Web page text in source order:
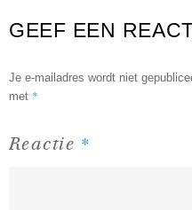
GEEF EEN
Je e-mailadres wordt niet
met *
Reactie *